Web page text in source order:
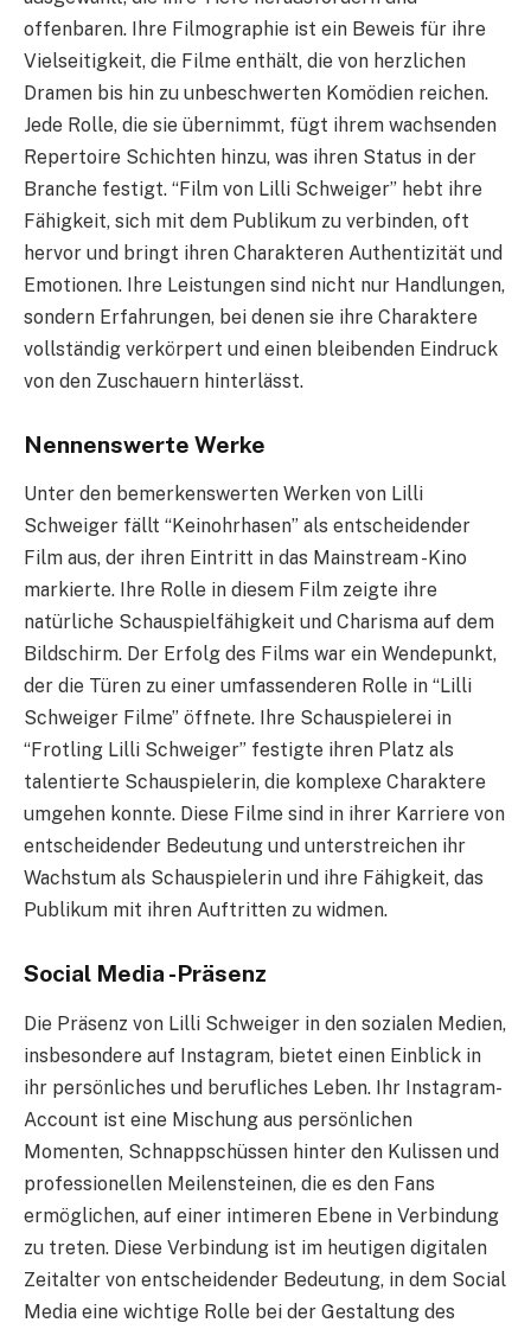
offenbaren. Ihre Filmographie ist ein Beweis für ihre
Vielseitigkeit, die Filme enthält, die von herzlichen
Dramen bis hin zu unbeschwerten Komödien reichen.
Jede Rolle, die sie übernimmt, fügt ihrem wachsenden
Repertoire Schichten hinzu, was ihren Status in der
Branche festigt. “Film von Lilli Schweiger” hebt ihre
Fähigkeit, sich mit dem Publikum zu verbinden, oft
hervor und bringt ihren Charakteren Authentizität und
Emotionen. Ihre Leistungen sind nicht nur Handlungen,
sondern Erfahrungen, bei denen sie ihre Charaktere
vollständig verkörpert und einen bleibenden Eindruck
von den Zuschauern hinterlässt.
Nennenswerte Werke
Unter den bemerkenswerten Werken von Lilli
Schweiger fällt “Keinohrhasen” als entscheidender
Film aus, der ihren Eintritt in das Mainstream -Kino
markierte. Ihre Rolle in diesem Film zeigte ihre
natürliche Schauspielfähigkeit und Charisma auf dem
Bildschirm. Der Erfolg des Films war ein Wendepunkt,
der die Türen zu einer umfassenderen Rolle in “Lilli
Schweiger Filme” öffnete. Ihre Schauspielerei in
“Frotling Lilli Schweiger” festigte ihren Platz als
talentierte Schauspielerin, die komplexe Charaktere
umgehen konnte. Diese Filme sind in ihrer Karriere von
entscheidender Bedeutung und unterstreichen ihr
Wachstum als Schauspielerin und ihre Fähigkeit, das
Publikum mit ihren Auftritten zu widmen.
Social Media -Präsenz
Die Präsenz von Lilli Schweiger in den sozialen Medien,
insbesondere auf Instagram, bietet einen Einblick in
ihr persönliches und berufliches Leben. Ihr Instagram-
Account ist eine Mischung aus persönlichen
Momenten, Schnappschüssen hinter den Kulissen und
professionellen Meilensteinen, die es den Fans
ermöglichen, auf einer intimeren Ebene in Verbindung
zu treten. Diese Verbindung ist im heutigen digitalen
Zeitalter von entscheidender Bedeutung, in dem Social
Media eine wichtige Rolle bei der Gestaltung des